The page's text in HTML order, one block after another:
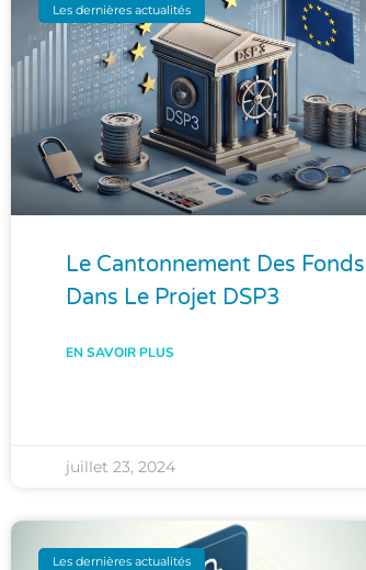
Les dernières actualités
Le Cantonnement Des Fonds
Dans Le Projet DSP3
EN SAVOIR PLUS
juillet 23, 2024
Les dernières actualités